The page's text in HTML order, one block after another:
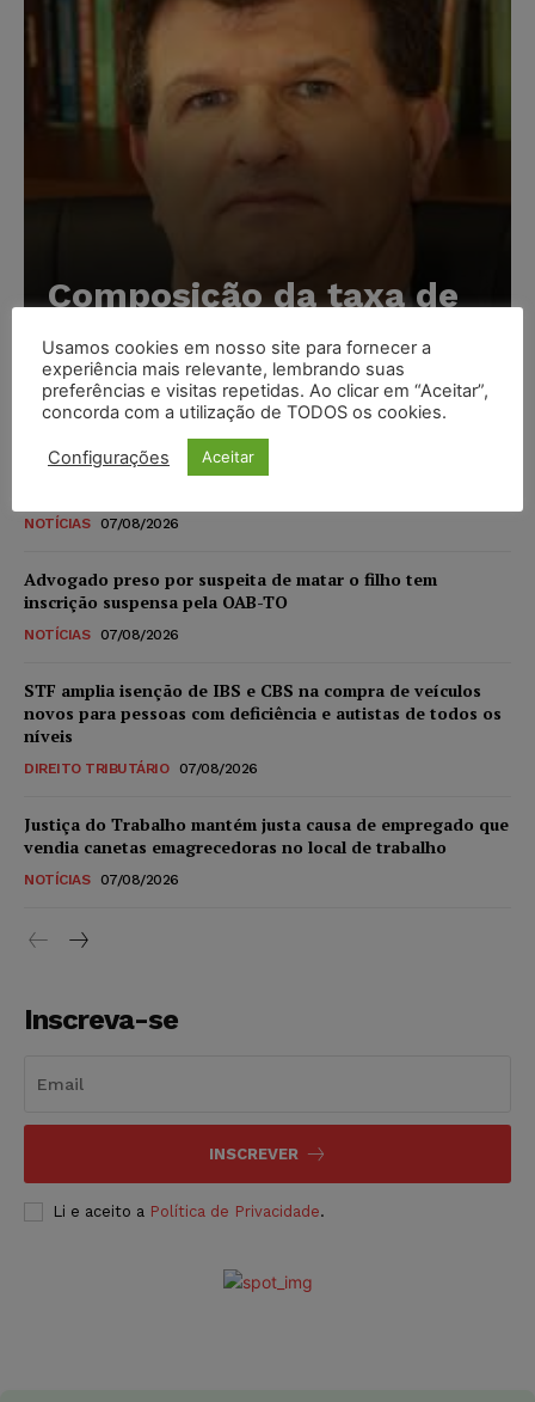
Composição da taxa de
juros
Carlos Henrique Abrão - 07/08/2026
Meta é alvo de denúncia após anúncios com conteúdo
sexual infantil gerado por IA circularem em suas
NOTÍCIAS 07/08/2026
Advogado preso por suspeita de matar o filho tem
inscrição suspensa pela OAB-TO
NOTÍCIAS 07/08/2026
STF amplia isenção de IBS e CBS na compra de veículos
novos para pessoas com deficiência e autistas de todos os
níveis
DIREITO TRIBUTÁRIO 07/08/2026
Justiça do Trabalho mantém justa causa de empregado que
vendia canetas emagrecedoras no local de trabalho
NOTÍCIAS 07/08/2026
Inscreva-se
INSCREVER
Li e aceito a Política de Privacidade.
Usamos cookies em nosso site para fornecer a
experiência mais relevante, lembrando suas
preferências e visitas repetidas. Ao clicar em “Aceitar”,
concorda com a utilização de TODOS os cookies.
Configurações Aceitar